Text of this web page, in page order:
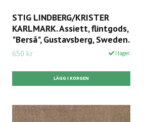
STIG LINDBERG/KRISTER
KARLMARK. Assiett, flintgods,
"Berså", Gustavsberg, Sweden.
650 kr I lager.